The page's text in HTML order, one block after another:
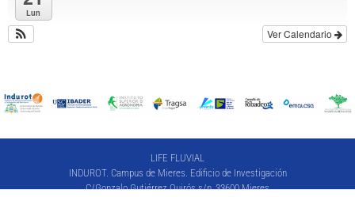
Lun
Ver Calendario
LIFE FLUVIAL
INDUROT. Campus de Mieres. Edificio de Investigación
C/Gonzalo Gutiérrez Quirós s/n, 33600 Mieres